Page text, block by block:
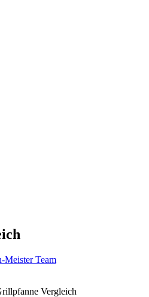
Meister Team
Vergleich